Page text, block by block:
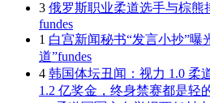
3 俄罗斯职业柔道选手与棕熊
fundes
1 白宫新闻秘书“发言小抄”曝
道”fundes
4 韩国体坛丑闻：视力 1.0 柔
1.2 亿奖金，终身禁赛都是轻